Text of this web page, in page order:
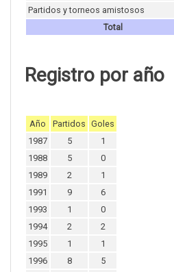
Partidos y torneos amistosos
Total
Registro por año
Año Partidos Goles
1987
5
1
1988
5
0
1989
2
1
1991
9
6
1993
1
0
1994
2
2
1995
1
1
1996
8
5